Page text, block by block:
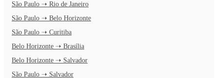
São Paulo ➝ Rio de Janeiro
São Paulo ➝ Belo Horizonte
São Paulo ➝ Curitiba
Belo Horizonte ➝ Brasília
Belo Horizonte ➝ Salvador
São Paulo ➝ Salvador